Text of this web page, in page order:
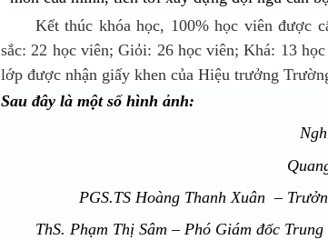
Kết thúc khóa học, 100% học viên được
sắc: 22 học viên; Giỏi: 26 học viên; Khá: 13
lớp được nhận giấy khen của Hiệu trưởng
Sau đây là một số hình ảnh:
PGS.TS Hoàng Thanh Xuân –
ThS. Phạm Thị Sâm – Phó Giám đốc